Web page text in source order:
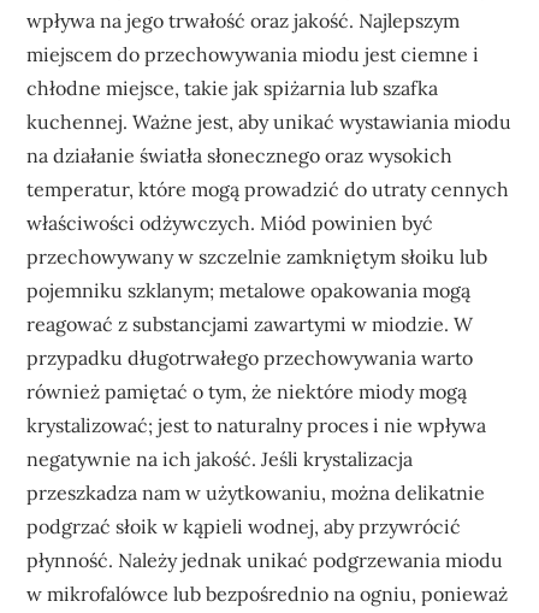
wpływa na jego trwałość oraz jakość. Najlepszym
miejscem do przechowywania miodu jest ciemne i
chłodne miejsce, takie jak spiżarnia lub szafka
kuchennej. Ważne jest, aby unikać wystawiania miodu
na działanie światła słonecznego oraz wysokich
temperatur, które mogą prowadzić do utraty cennych
właściwości odżywczych. Miód powinien być
przechowywany w szczelnie zamkniętym słoiku lub
pojemniku szklanym; metalowe opakowania mogą
reagować z substancjami zawartymi w miodzie. W
przypadku długotrwałego przechowywania warto
również pamiętać o tym, że niektóre miody mogą
krystalizować; jest to naturalny proces i nie wpływa
negatywnie na ich jakość. Jeśli krystalizacja
przeszkadza nam w użytkowaniu, można delikatnie
podgrzać słoik w kąpieli wodnej, aby przywrócić
płynność. Należy jednak unikać podgrzewania miodu
w mikrofalówce lub bezpośrednio na ogniu, ponieważ